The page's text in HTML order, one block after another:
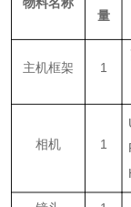
物料名称
量
主机框架 1
相机 1